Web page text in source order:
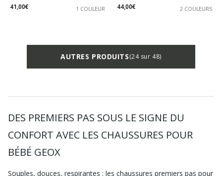
41,00€
1 COULEUR
44,00€
2 COULEURS
AUTRES PRODUITS(24 sur 48)
DES PREMIERS PAS SOUS LE SIGNE DU
CONFORT AVEC LES CHAUSSURES POUR
BÉBÉ GEOX
Souples, douces, respirantes : les chaussures premiers pas pour